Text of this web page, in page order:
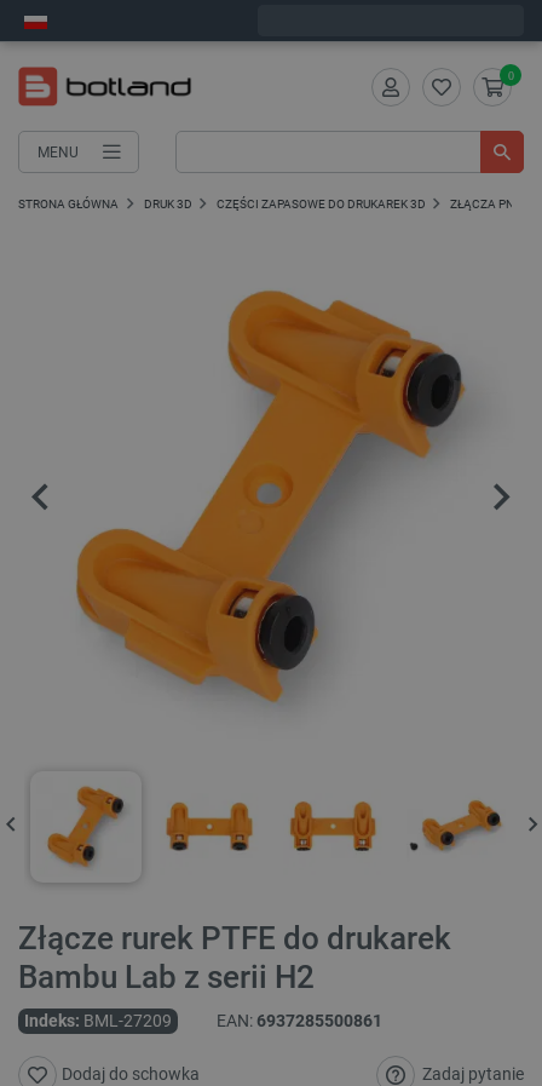
MENU
0
STRONA GŁÓWNA DRUK 3D CZĘŚCI ZAPASOWE DO DRUKAREK 3D ZŁĄCZA
Złącze rurek PTFE do drukarek
Bambu Lab z serii H2
Indeks: BML-27209 EAN:6937285500861
Zadaj pytanie
Dodaj do schowka